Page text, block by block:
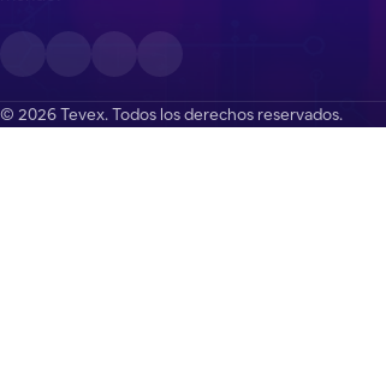
© 2026 Tevex. Todos los derechos reservados.